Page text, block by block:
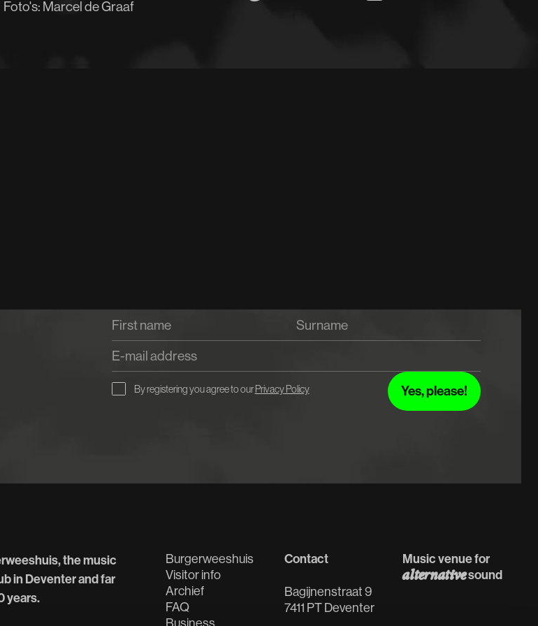
Foto's: Marcel de Graaf
By registering you agree to our Privacy Policy
the music
in Deventer and far
years.
Burgerweeshuis
Visitor info
Archief
FAQ
Contact
Bagijnenstraat 9
7411 PT Deventer
Music venue for
alternativesound